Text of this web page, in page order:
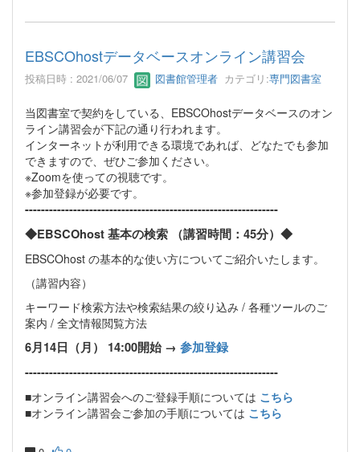
EBSCOhostデータベースオンライン講習会
投稿日時 : 2021/06/07 図書館管理者 カテゴリ:専門図書室
当図書室で契約をしている、EBSCOhostデータベースのオン
ライン講習会が下記の通り行われます。
インターネットが利用できる環境であれば、どなたでも参加
できますので、ぜひご参加ください。
※Zoomを使っての視聴です。
※参加登録が必要です。
---------------------------------------------------------------
◆EBSCOhost基本の検索 （講習時間： 45分）◆
EBSCOhost の基本的な使い方についてご紹介いたします。
（講習内容）
キーワード検索方法や検索結果の絞り込み / 各種ツールのご
案内 / 全文情報閲覧方法
6月14日（月） 14:00開始 → 参加登録
---------------------------------------------------------------
■オンライン講習会へのご登録手順については こちら
■オンライン講習会ご参加の手順については こちら